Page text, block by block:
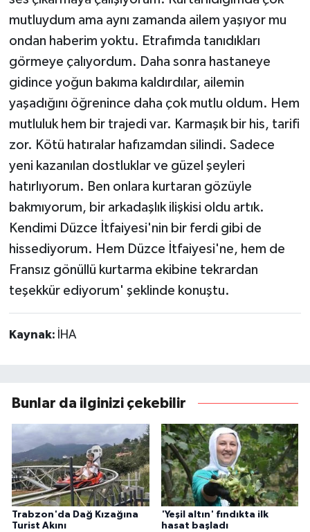
mutluydum ama aynı zamanda ailem yaşıyor mu
ondan haberim yoktu. Etrafımda tanıdıkları
görmeye çalıyordum. Daha sonra hastaneye
gidince yoğun bakıma kaldırdılar, ailemin
yaşadığını öğrenince daha çok mutlu oldum. Hem
mutluluk hem bir trajedi var. Karmaşık bir his, tarifi
zor. Kötü hatıralar hafızamdan silindi. Sadece
yeni kazanılan dostluklar ve güzel şeyleri
hatırlıyorum. Ben onlara kurtaran gözüyle
bakmıyorum, bir arkadaşlık ilişkisi oldu artık.
Kendimi Düzce İtfaiyesi'nin bir ferdi gibi de
hissediyorum. Hem Düzce İtfaiyesi'ne, hem de
Fransız gönüllü kurtarma ekibine tekrardan
teşekkür ediyorum' şeklinde konuştu.
Kaynak: İHA
Bunlar da ilginizi çekebilir
Trabzon'da Dağ Kızağına
Turist Akını
'Yeşil altın' fındıkta ilk
hasat başladı